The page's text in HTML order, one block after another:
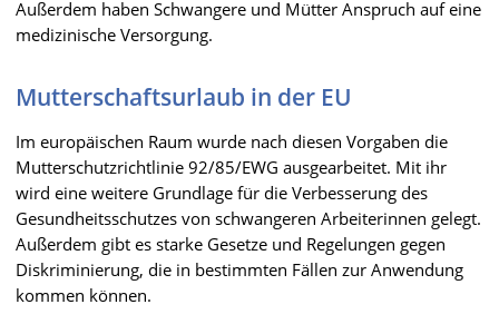
Außerdem haben Schwangere und Mütter Anspruch auf eine
medizinische Versorgung.
Mutterschaftsurlaub in der EU
Im europäischen Raum wurde nach diesen Vorgaben die
Mutterschutzrichtlinie 92/85/EWG ausgearbeitet. Mit ihr
wird eine weitere Grundlage für die Verbesserung des
Gesundheitsschutzes von schwangeren Arbeiterinnen gelegt.
Außerdem gibt es starke Gesetze und Regelungen gegen
Diskriminierung, die in bestimmten Fällen zur Anwendung
kommen können.